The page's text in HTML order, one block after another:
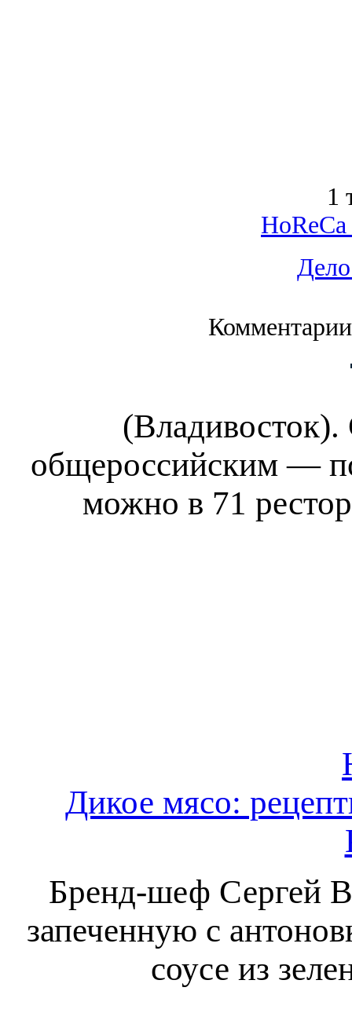
1
(Владивосток).
общероссийским —
можно в 71
Дикое мясо:
Бренд-шеф Сергей
запеченную с
соусе из